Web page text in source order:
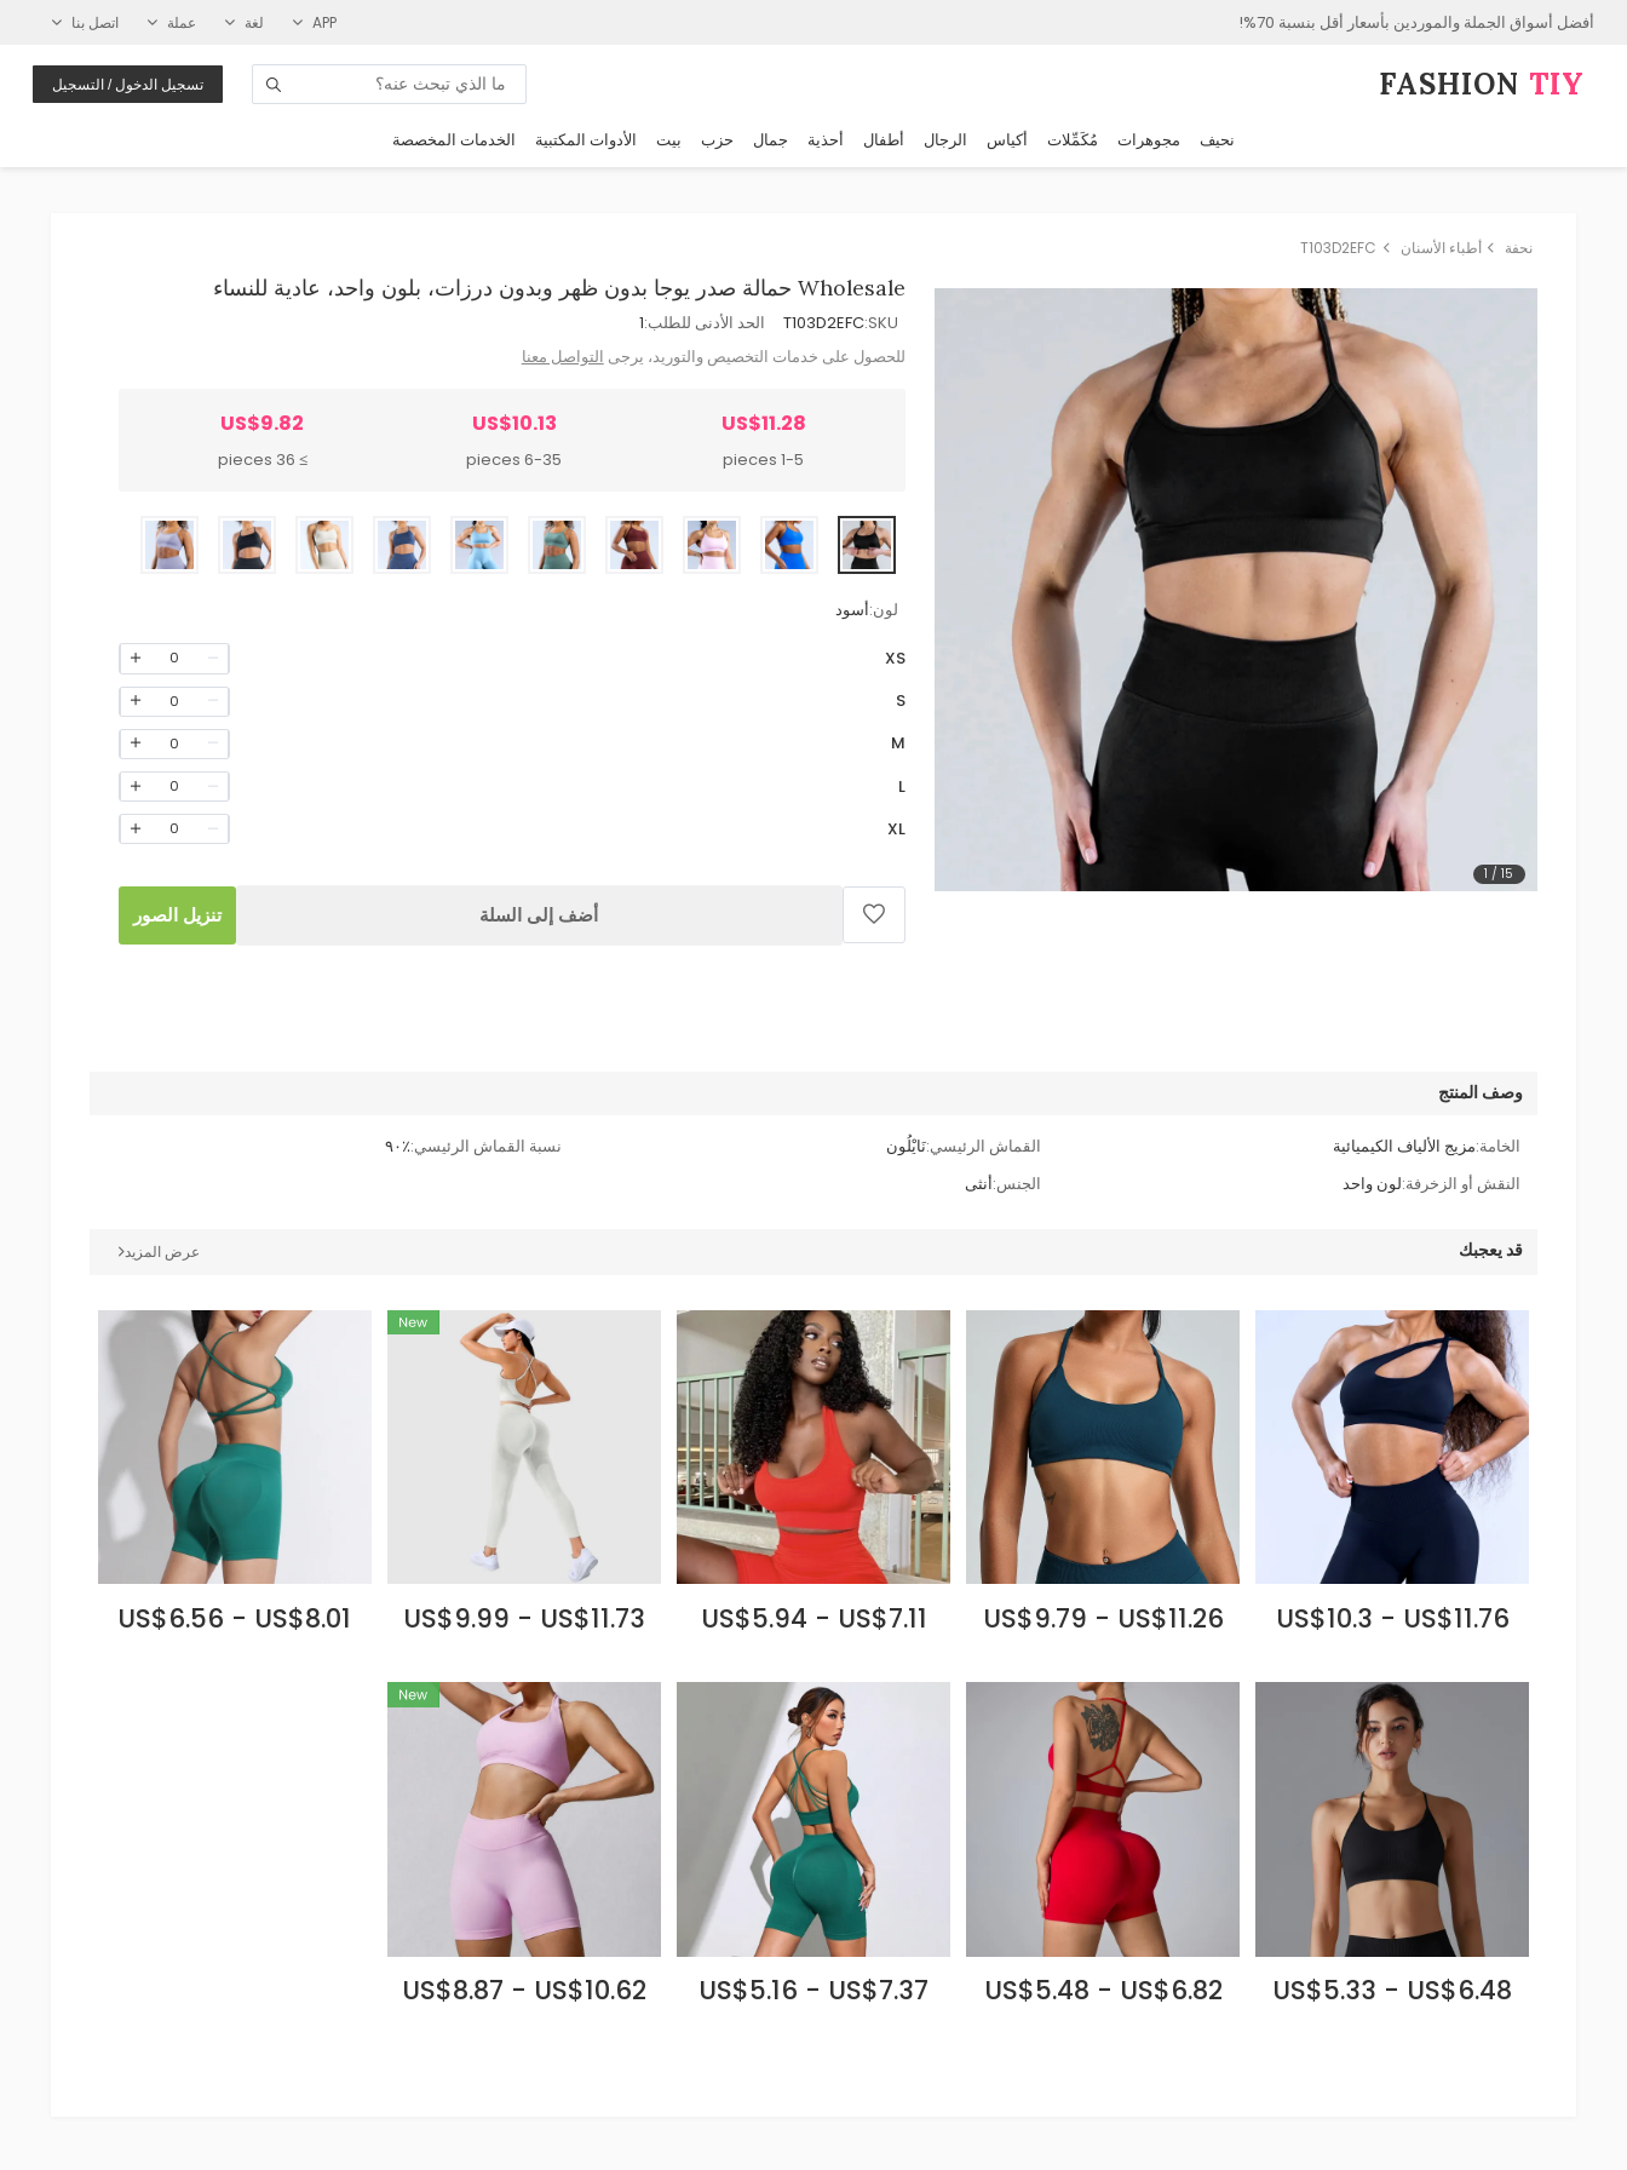
أفضل أسواق الجملة والموردين بأسعار أقل بنسبة 70%! APP لغة عملة اتصل بنا
FASHION⁠ TIY تسجيل الدخول / التسجيل
نحيف مجوهرات مُكَمِّلات أكياس الرجال أطفال أحذية جمال حزب بيت الأدوات المكتبية الخدمات المخصصة
نحفة أطباء الأسنان T103D2EFC
1 /15
Wholesale حمالة صدر يوجا بدون ظهر وبدون درزات، بلون واحد، عادية للنساء
SKU:
T103D2EFC الحد الأدنى للطلب:1
للحصول على خدمات التخصيص والتوريد، يرجى التواصل معنا
US$11.28
1-5 pieces
US$10.13
6-35 pieces
US$9.82
≥ 36 pieces
لون:أسود
XS
0
S
0
M
0
L
0
XL
0
أضف إلى السلة تنزيل الصور
وصف المنتج
الخامة:مزيج الألياف الكيميائية القماش الرئيسي:نَايْلُون نسبة القماش الرئيسي:٪٩٠
النقش أو الزخرفة:لون واحد الجنس:أنثى
قد يعجبك عرض المزيد
US$10.3 - US$11.76
US$9.79 - US$11.26
US$5.94 - US$7.11
US$9.99 - US$11.73
US$6.56 - US$8.01
US$5.33 - US$6.48
US$5.48 - US$6.82
US$5.16 - US$7.37
US$8.87 - US$10.62